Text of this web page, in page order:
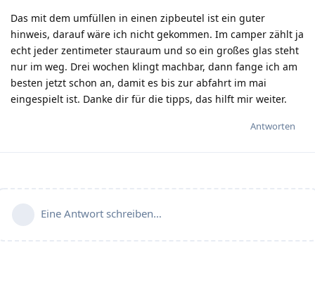
Das mit dem umfüllen in einen zipbeutel ist ein guter
hinweis, darauf wäre ich nicht gekommen. Im camper zählt ja
echt jeder zentimeter stauraum und so ein großes glas steht
nur im weg. Drei wochen klingt machbar, dann fange ich am
besten jetzt schon an, damit es bis zur abfahrt im mai
eingespielt ist. Danke dir für die tipps, das hilft mir weiter.
Antworten
Eine Antwort schreiben…